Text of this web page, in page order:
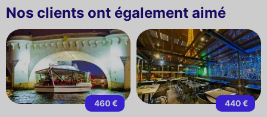
Nos clients ont également aimé
460 € 440 €